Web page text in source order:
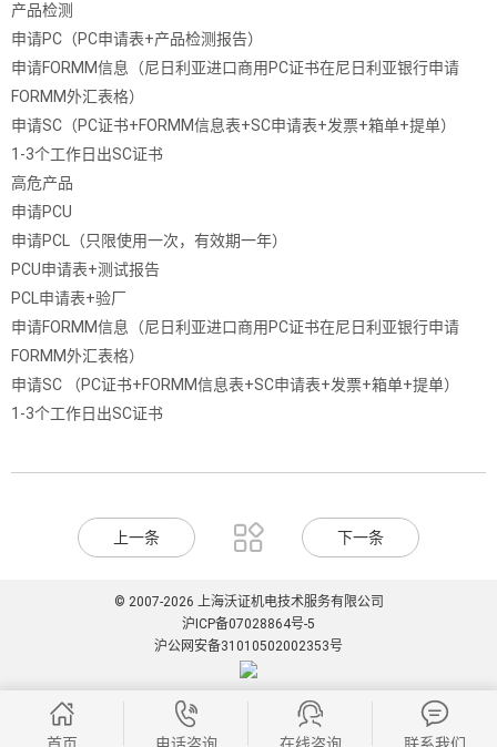
产品检测
申请PC（PC申请表+产品检测报告）
申请FORMM信息（尼日利亚进口商用PC证书在尼日利亚银行申请
FORMM外汇表格）
申请SC（PC证书+FORMM信息表+SC申请表+发票+箱单+提单）
1-3个工作日出SC证书
高危产品
申请PCU
申请PCL（只限使用一次，有效期一年）
PCU申请表+测试报告
PCL申请表+验厂
申请FORMM信息（尼日利亚进口商用PC证书在尼日利亚银行申请
FORMM外汇表格）
申请SC （PC证书+FORMM信息表+SC申请表+发票+箱单+提单）
1-3个工作日出SC证书
上一条  下一条
© 2007-2026 上海沃证机电技术服务有限公司
沪ICP备07028864号-5
沪公网安备31010502002353号
   